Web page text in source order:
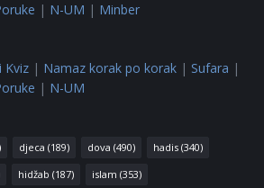
| N-UM | Minber
Kviz | Namaz korak po korak | Sufara |
| N-UM
djeca (189) dova (490) hadis (340)
hidžab (187) islam (353)